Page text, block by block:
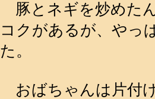
豚とネギを炒めた
コクがあるが、やっ
た。
おばちゃんは片付